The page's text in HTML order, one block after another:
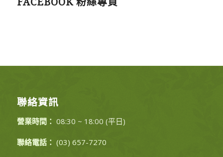
FACEBOOK 粉絲專頁
聯絡資訊
營業時間： 08:30 ~ 18:00 (平日)
聯絡電話： (03) 657-7270